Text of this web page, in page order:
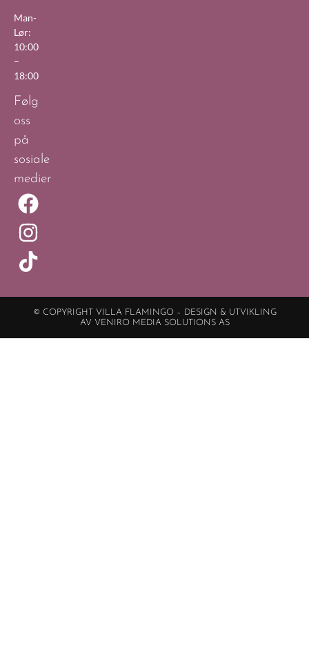
Man-
Lør:
10:00
–
18:00
Følg
oss
på
sosiale
medier
© COPYRIGHT VILLA FLAMINGO – DESIGN & UTVIKLING
AV VENIRO MEDIA SOLUTIONS AS